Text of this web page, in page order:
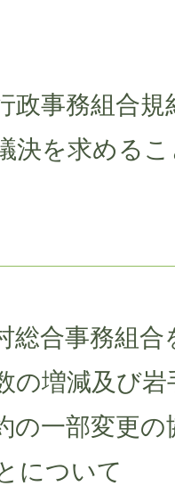
政事務組合
決を求める
総合事務組
の増減及び
の一部変更
について